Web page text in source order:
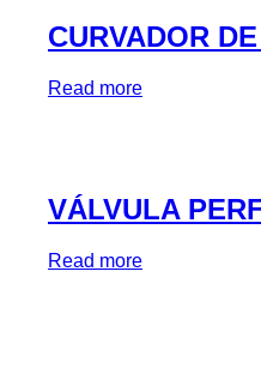
CURVADOR
Read more
VÁLVULA
Read more